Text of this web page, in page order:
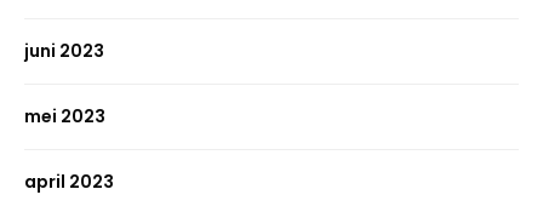
juni 2023
mei 2023
april 2023